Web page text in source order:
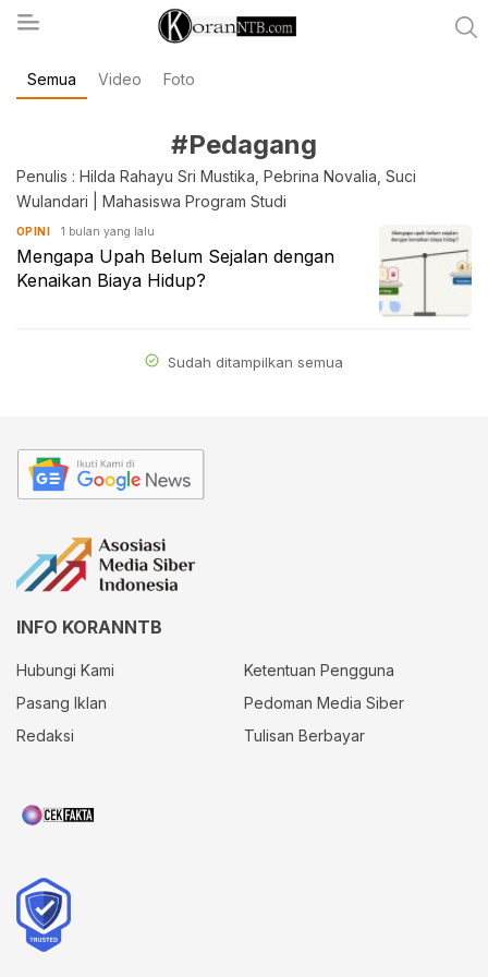
koranntb.com
Semua Video Foto
#Pedagang
Penulis : Hilda Rahayu Sri Mustika, Pebrina Novalia, Suci
Wulandari | Mahasiswa Program Studi
OPINI 1 bulan yang lalu
Mengapa Upah Belum Sejalan dengan
Kenaikan Biaya Hidup?
Sudah ditampilkan semua
INFO KORANNTB
Hubungi Kami
Ketentuan Pengguna
Pasang Iklan
Pedoman Media Siber
Redaksi
Tulisan Berbayar